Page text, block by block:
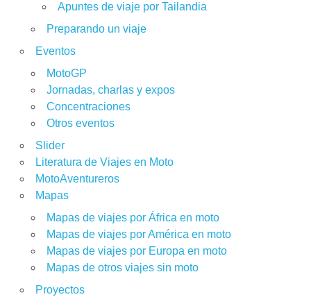
Apuntes de viaje por Tailandia
Preparando un viaje
Eventos
MotoGP
Jornadas, charlas y expos
Concentraciones
Otros eventos
Slider
Literatura de Viajes en Moto
MotoAventureros
Mapas
Mapas de viajes por África en moto
Mapas de viajes por América en moto
Mapas de viajes por Europa en moto
Mapas de otros viajes sin moto
Proyectos